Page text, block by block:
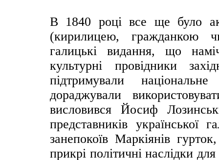
В 1840 році все ще було
(кирилицею, гражданкою
галицькі видання, що
культурні провідники
підтримували
дораджували
висловився Йосиф
представників
занепокоїв Маркіянів
прикрі політичні наслідки